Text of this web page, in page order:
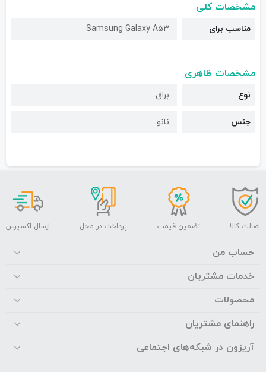
مشخصات کلی
مناسب برای Samsung Galaxy A53
مشخصات ظاهری
نوع براق
جنس نانو
اصالت کالا تضمین قیمت پرداخت در محل ارسال اکسپرس
حساب من
خدمات مشتریان
محصولات
راهنمای مشتریان
آریزون در شبکه‌های اجتماعی